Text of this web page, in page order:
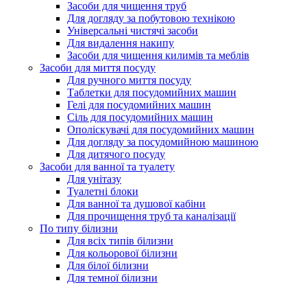
Засоби для чищення труб
Для догляду за побутовою технікою
Універсальні чистячі засоби
Для видалення накипу
Засоби для чищення килимів та меблів
Засоби для миття посуду
Для ручного миття посуду
Таблетки для посудомийних машин
Гелі для посудомийних машин
Сіль для посудомийних машин
Ополіскувачі для посудомийних машин
Для догляду за посудомийною машиною
Для дитячого посуду
Засоби для ванної та туалету
Для унітазу
Туалетні блоки
Для ванної та душової кабіни
Для прочищення труб та каналізації
По типу білизни
Для всіх типів білизни
Для кольорової білизни
Для білої білизни
Для темної білизни